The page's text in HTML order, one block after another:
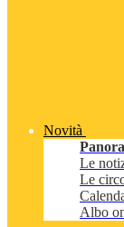
Novità
Le
Le
Albo